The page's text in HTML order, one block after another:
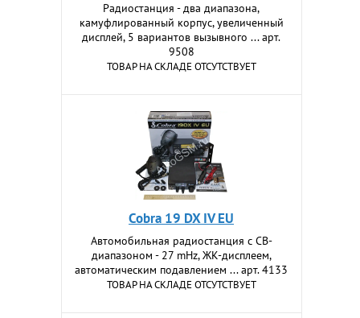
Радиостанция - два диапазона,
камуфлированный корпус, увеличенный
дисплей, 5 вариантов вызывного ... арт.
9508
ТОВАР НА СКЛАДЕ ОТСУТСТВУЕТ
Cobra 19 DX IV EU
Автомобильная радиостанция с CB-
диапазоном - 27 mHz, ЖК-дисплеем,
автоматическим подавлением ... арт. 4133
ТОВАР НА СКЛАДЕ ОТСУТСТВУЕТ